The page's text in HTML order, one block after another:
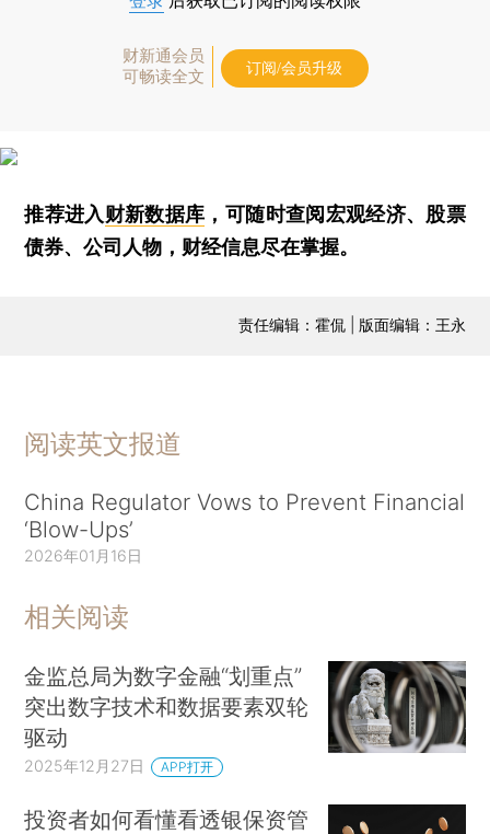
财新通会员
可畅读全文
订阅/会员升级
推荐进入财新数据库 ，可随时查阅宏观经济、股票
债券、公司人物，财经信息尽在掌握。
责任编辑：霍侃 | 版面编辑：王永
阅读英文报道
China Regulator Vows to Prevent Financial
‘Blow-Ups’
2026年01月16日
相关阅读
金监总局为数字金融“划重点”
突出数字技术和数据要素双轮
驱动
2025年12月27日 APP打开
投资者如何看懂看透银保资管